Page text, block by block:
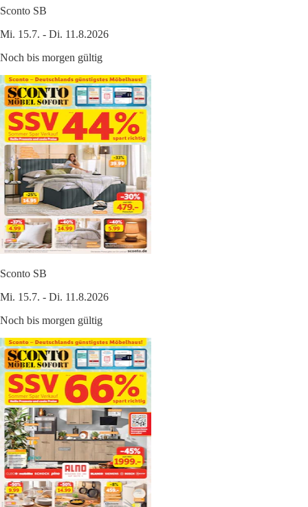
Sconto SB
Mi. 15.7. - Di. 11.8.2026
Noch bis morgen gültig
Sconto SB
Mi. 15.7. - Di. 11.8.2026
Noch bis morgen gültig